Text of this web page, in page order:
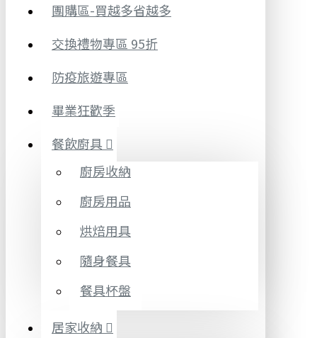
團購區-買越多省越多
交換禮物專區 95折
防疫旅遊專區
畢業狂歡季
餐飲廚具
廚房收納
廚房用品
烘焙用具
隨身餐具
餐具杯盤
居家收納